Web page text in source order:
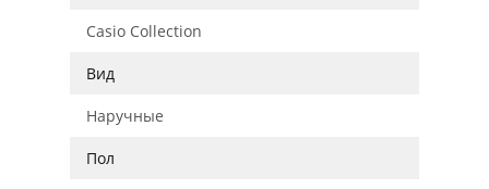
Casio Collection
Вид
Наручные
Пол